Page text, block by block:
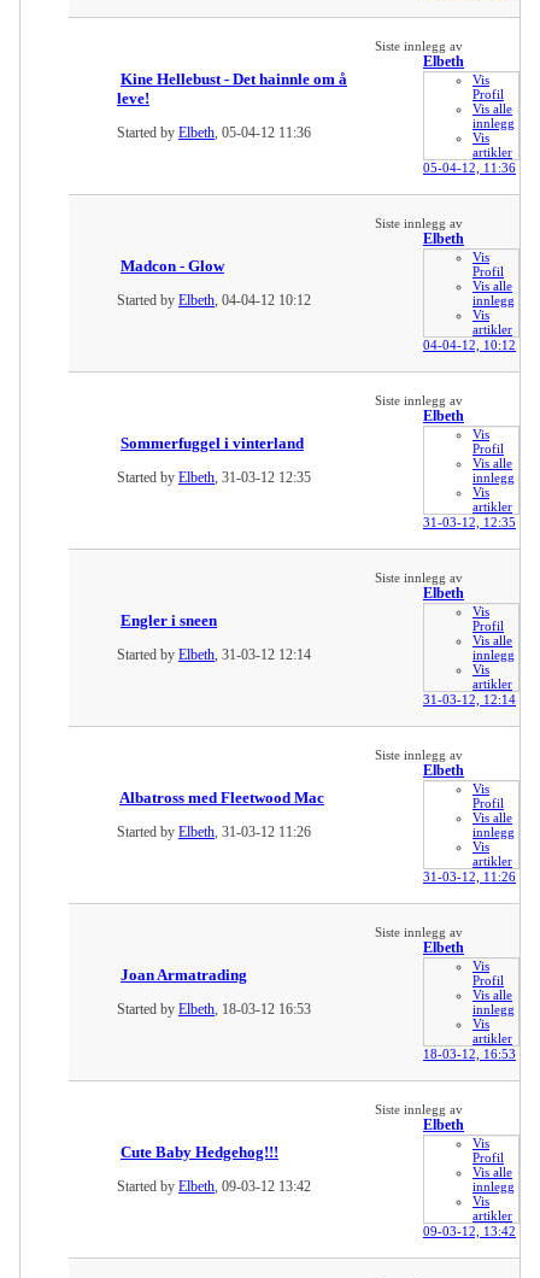
Kine Hellebust - Det hainnle om å
leve!
Started by Elbeth, 05-04-12 11:36
Siste innlegg av
Elbeth
Vis
Profil
Vis alle
innlegg
Vis
artikler
05-04-12, 11:36
Madcon - Glow
Started by Elbeth, 04-04-12 10:12
Siste innlegg av
Elbeth
Vis
Profil
Vis alle
innlegg
Vis
artikler
04-04-12, 10:12
Sommerfuggel i vinterland
Started by Elbeth, 31-03-12 12:35
Siste innlegg av
Elbeth
Vis
Profil
Vis alle
innlegg
Vis
artikler
31-03-12, 12:35
Engler i sneen
Started by Elbeth, 31-03-12 12:14
Siste innlegg av
Elbeth
Vis
Profil
Vis alle
innlegg
Vis
artikler
31-03-12, 12:14
Albatross med Fleetwood Mac
Started by Elbeth, 31-03-12 11:26
Siste innlegg av
Elbeth
Vis
Profil
Vis alle
innlegg
Vis
artikler
31-03-12, 11:26
Joan Armatrading
Started by Elbeth, 18-03-12 16:53
Siste innlegg av
Elbeth
Vis
Profil
Vis alle
innlegg
Vis
artikler
18-03-12, 16:53
Cute Baby Hedgehog!!!
Started by Elbeth, 09-03-12 13:42
Siste innlegg av
Elbeth
Vis
Profil
Vis alle
innlegg
Vis
artikler
09-03-12, 13:42